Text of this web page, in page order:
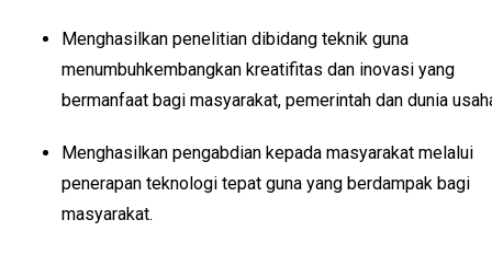
Menghasilkan penelitian dibidang teknik guna
menumbuhkembangkan kreatifitas dan inovasi yang
bermanfaat bagi masyarakat, pemerintah dan dunia
Menghasilkan pengabdian kepada masyarakat melalui
penerapan teknologi tepat guna yang berdampak bagi
masyarakat.